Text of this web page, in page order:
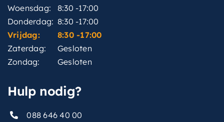
Woensdag:
8:30 -17:00
Donderdag: 8:30 -17:00
Vrijdag:
8:30 -17:00
Zaterdag:
Gesloten
Zondag:
Gesloten
Hulp nodig?
088 646 40 00